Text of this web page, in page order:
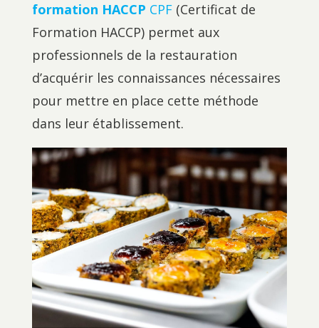
formation HACCP CPF(Certificat de
Formation HACCP) permet aux
professionnels de la restauration
d’acquérir les connaissances nécessaires
pour mettre en place cette méthode
dans leur établissement.